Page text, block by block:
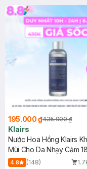
195.000 ₫435.000 ₫
Klairs
Nước Hoa Hồng Klairs
Mùi Cho Da Nhạy Cảm
4.8 (148)